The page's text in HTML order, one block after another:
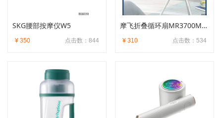
SKG腰部按摩仪W5
点击数：844
¥ 350
摩飞折叠循环扇MR3700MR3800无线充电便携遥控
点击数：534
¥ 310